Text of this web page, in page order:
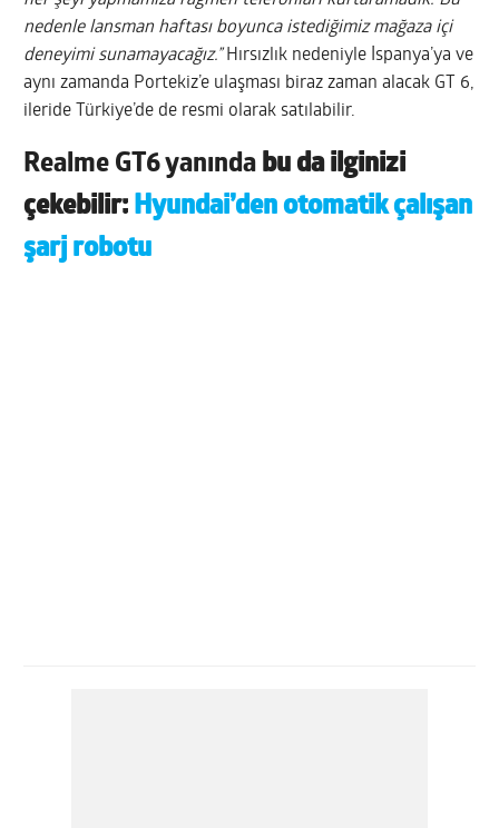
nedenle lansman haftası boyunca istediğimiz mağaza içi
deneyimi sunamayacağız.” Hırsızlık nedeniyle İspanya’ya ve
aynı zamanda Portekiz’e ulaşması biraz zaman alacak GT 6,
ileride Türkiye’de de resmi olarak satılabilir.
Realme GT6yanında bu da ilginizi
çekebilir: Hyundai’den otomatik çalışan
şarj robotu